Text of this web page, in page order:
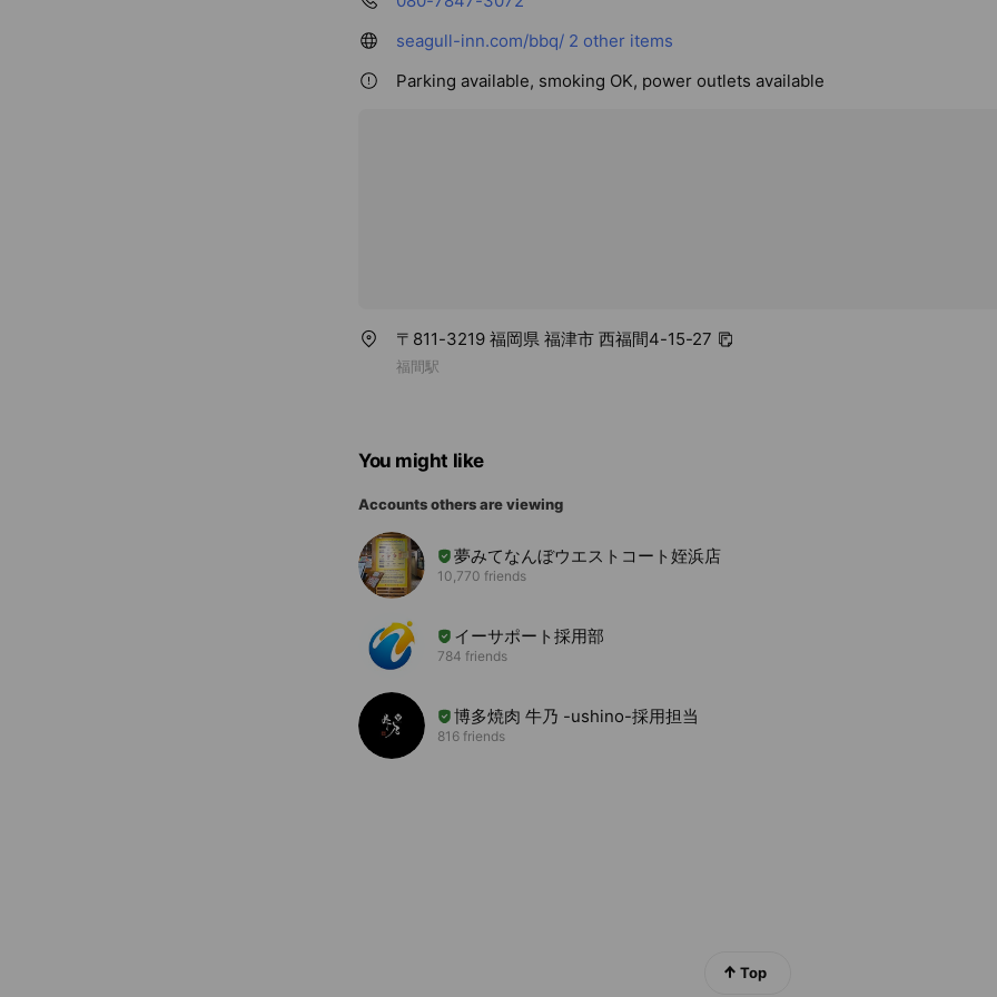
seagull-inn.com/bbq/ 2 other items
Parking available, smoking OK, power outlets available
〒811-3219 福岡県 福津市 西福間4-15-27
福間駅
You might like
Accounts others are viewing
夢みてなんぼウエストコート姪浜店
10,770 friends
イーサポート採用部
784 friends
博多焼肉 牛乃 -ushino-採用担当
816 friends
Top